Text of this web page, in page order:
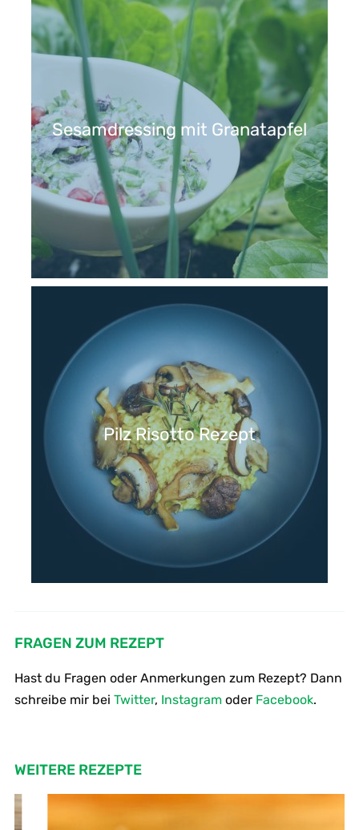
Sesamdressing mit Granatapfel
Pilz Risotto Rezept
FRAGEN ZUM REZEPT
Hast du Fragen oder Anmerkungen zum Rezept? Dann
schreibe mir bei Twitter, Instagramoder Facebook.
WEITERE REZEPTE